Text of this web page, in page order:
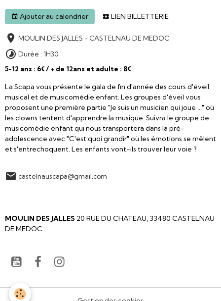
Ajouter au calendrier LIEN BILLETTERIE
MOULIN DES JALLES - CASTELNAU DE MEDOC
Durée : 1H30
5-12 ans : 6€ / + de 12ans et adulte : 8€
La Scapa vous présente le gala de fin d'année des cours d'éveil
musical et de musicomédie enfant. Les groupes d'éveil vous
proposent une première partie "Je suis un musicien qui joue ..." où
les clowns tentent d'apprendre la musique. Suivra le groupe de
musicomédie enfant qui nous transportera dans la pré-
adolescence avec "C'est quoi grandir" où les émotions se mêlent
et s'entrechoquent. Les enfants vont-ils trouver leur voie ?
castelnauscapa@gmail.com
MOULIN DES JALLES 20 RUE DU CHATEAU, 33480 CASTELNAU
DE MEDOC